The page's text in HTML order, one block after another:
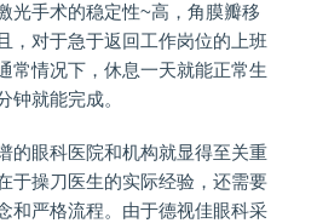
手术的稳定性~高，角膜瓣移
，对于急于返回工作岗位的上班
常情况下，休息一天就能正常生
钟就能完成。
眼科医院和机构就显得至关重
于操刀医生的实际经验，还需要
和严格流程。由于德视佳眼科采